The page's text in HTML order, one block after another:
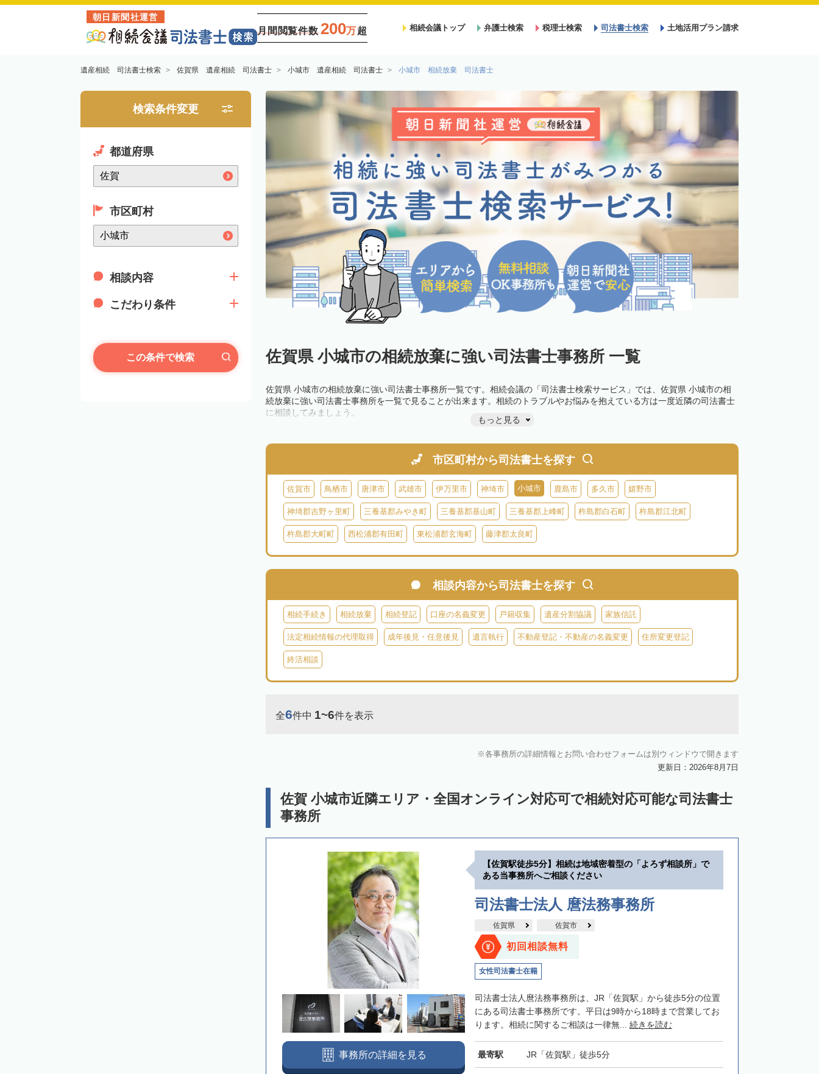
朝日新聞社運営
月間閲覧件数 200万超 相続会議トップ 弁護士検索 税理士検索 司法書士検索 土地活用プラン請求
遺産相続 司法書士検索 佐賀県 遺産相続 司法書士 小城市 遺産相続 司法書士 小城市 相続放棄 司法書士
検索条件変更
都道府県
市区町村
相談内容
こだわり条件
この条件で検索 佐賀県 小城市の相続放棄に強い司法書士事務所 一覧
佐賀県 小城市の相続放棄に強い司法書士事務所一覧です。相続会議の「司法書士検索サービス」では、佐賀県 小城市の相
続放棄に強い司法書士事務所を一覧で見ることが出来ます。相続のトラブルやお悩みを抱えている方は一度近隣の司法書士
に相談してみましょう。
もっと見る
市区町村から司法書士を探す
佐賀市 鳥栖市 唐津市 武雄市 伊万里市 神埼市 小城市 鹿島市 多久市 嬉野市
神埼郡吉野ヶ里町 三養基郡みやき町 三養基郡基山町 三養基郡上峰町 杵島郡白石町 杵島郡江北町
杵島郡大町町 西松浦郡有田町 東松浦郡玄海町 藤津郡太良町
相談内容から司法書士を探す
相続手続き 相続放棄 相続登記 口座の名義変更 戸籍収集 遺産分割協議 家族信託
法定相続情報の代理取得 成年後見・任意後見 遺言執行 不動産登記・不動産の名義変更 住所変更登記
終活相談
全6件中 1~6件を表示
各事務所の詳細情報とお問い合わせフォームは別ウィンドウで開きます
更新日：2026年8月7日
佐賀 小城市近隣エリア・全国オンライン対応可で相続対応可能な司法書士
事務所
【佐賀駅徒歩5分】相続は地域密着型の「よろず相談所」で
ある当事務所へご相談ください
司法書士法人 麿法務事務所
佐賀県 佐賀市
初回相談無料
女性司法書士在籍
司法書士法人麿法務事務所は、JR「佐賀駅」から徒歩5分の位置
にある司法書士事務所です。平日は9時から18時まで営業してお
ります。相続に関するご相談は一律無... 続きを読む
最寄駅 JR「佐賀駅」徒歩5分
事務所の詳細を見る